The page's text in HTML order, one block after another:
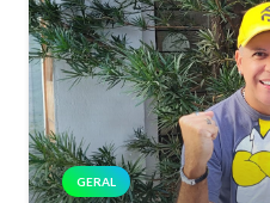
GERAL